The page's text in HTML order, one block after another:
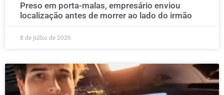
Preso em porta-malas, empresário enviou
localização antes de morrer ao lado do irmão
8 de julho de 2026